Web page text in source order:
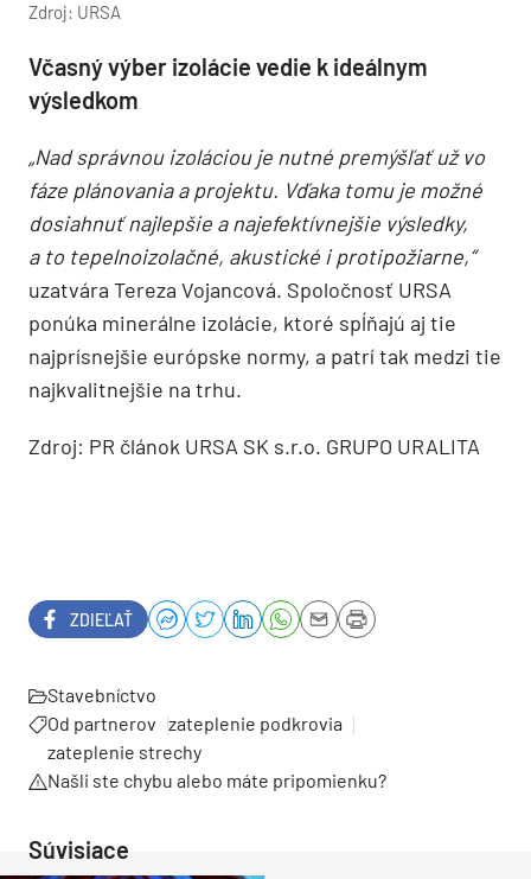
Zdroj: URSA
Včasný výber izolácie vedie k ideálnym
výsledkom
„Nad správnou izoláciou je nutné premýšľať už vo
fáze plánovania a projektu. Vďaka tomu je možné
dosiahnuť najlepšie a najefektívnejšie výsledky,
a to tepelnoizolačné, akustické i protipožiarne,“
uzatvára Tereza Vojancová. Spoločnosť URSA
ponúka minerálne izolácie, ktoré spĺňajú aj tie
najprísnejšie európske normy, a patrí tak medzi tie
najkvalitnejšie na trhu.
Zdroj: PR článok URSA SK s.r.o. GRUPO URALITA
ZDIEĽAŤ
Stavebníctvo
Od partnerov zateplenie podkrovia
zateplenie strechy
Našli ste chybu alebo máte pripomienku?
Súvisiace